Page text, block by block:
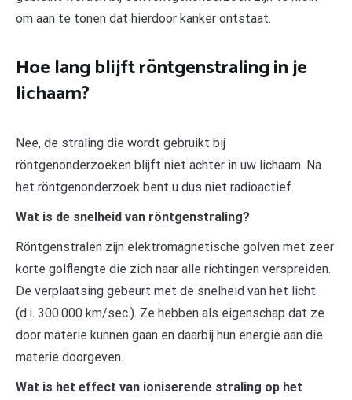
om aan te tonen dat hierdoor kanker ontstaat.
Hoe lang blijft röntgenstraling in je
lichaam?
Nee, de straling die wordt gebruikt bij
röntgenonderzoeken blijft niet achter in uw lichaam. Na
het röntgenonderzoek bent u dus niet radioactief.
Wat is de snelheid van röntgenstraling?
Röntgenstralen zijn elektromagnetische golven met zeer
korte golflengte die zich naar alle richtingen verspreiden.
De verplaatsing gebeurt met de snelheid van het licht
(d.i. 300.000 km/sec.). Ze hebben als eigenschap dat ze
door materie kunnen gaan en daarbij hun energie aan die
materie doorgeven.
Wat is het effect van ioniserende straling op het